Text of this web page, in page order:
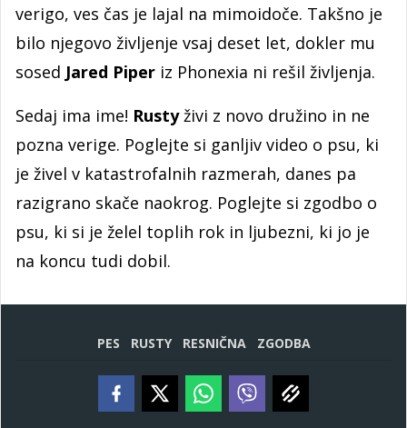
verigo, ves čas je lajal na mimoidoče. Takšno je
bilo njegovo življenje vsaj deset let, dokler mu
sosed Jared Piper iz Phonexia ni rešil življenja.
Sedaj ima ime! Rustyživi z novo družino in ne
pozna verige. Poglejte si ganljiv video o psu, ki
je živel v katastrofalnih razmerah, danes pa
razigrano skače naokrog. Poglejte si zgodbo o
psu, ki si je želel toplih rok in ljubezni, ki jo je
na koncu tudi dobil.
PES RUSTY RESNIČNA ZGODBA